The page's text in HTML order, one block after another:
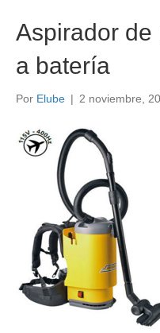
Aspirador de
a batería
Por Elube | 2 noviembre,